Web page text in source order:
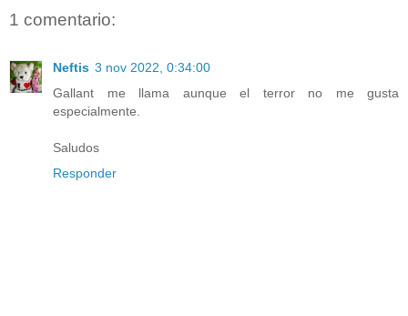
1 comentario:
Neftis 3 nov 2022, 0:34:00
Gallant me llama aunque el terror no me gusta
especialmente.
Saludos
Responder